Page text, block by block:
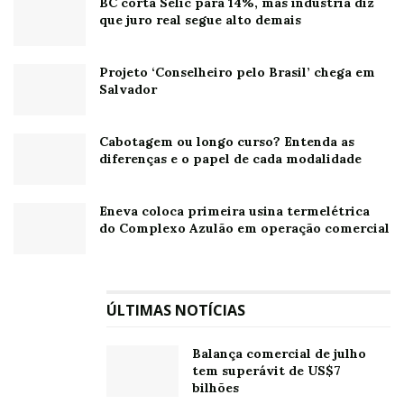
afirmou Brandão.
para os Estados Unidos tem diminuído nos últimos
janeiro houve redução de 26%, e essa redução vem se
Comércio com EUA
Mdic mostram que o comércio bilateral perdeu força
Os principais números foram:
que juro real segue alto demais
Projeto ‘Conselheiro pelo Brasil’ chega em
Salvador
Cabotagem ou longo curso? Entenda as
diferenças e o papel de cada modalidade
Eneva coloca primeira usina termelétrica
do Complexo Azulão em operação comercial
ÚLTIMAS NOTÍCIAS
Balança comercial de julho
tem superávit de US$7
bilhões